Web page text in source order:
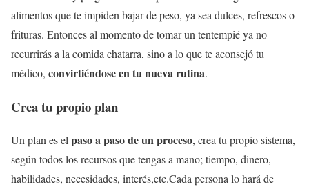
alimentos que te impiden bajar de peso, ya sea dulces, refrescos o
frituras. Entonces al momento de tomar un tentempié ya no
recurrirás a la comida chatarra, sino a lo que te aconsejó tu
médico, convirtiéndose en tu nueva rutina.
Crea tu propio plan
Un plan es elpaso a paso de un proceso, crea tu propio sistema,
según todos los recursos que tengas a mano; tiempo, dinero,
habilidades, necesidades, interés,etc.Cada persona lo hará de